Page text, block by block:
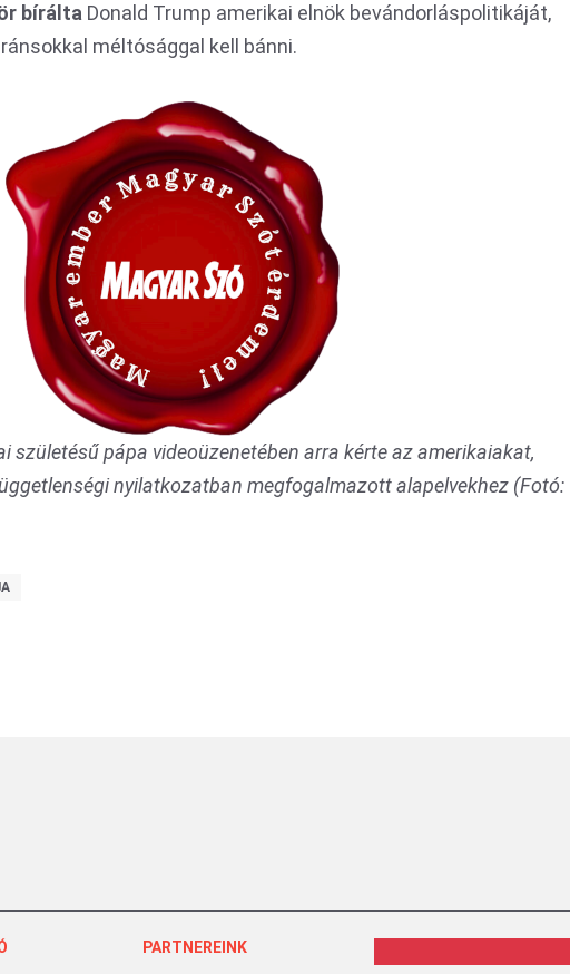
bírálta Donald Trump amerikai elnök bevándorláspolitikáját,
méltósággal kell bánni.
születésű pápa videoüzenetében arra kérte az amerikaiakat,
nyilatkozatban megfogalmazott alapelvekhez (Fotó:
PARTNEREINK